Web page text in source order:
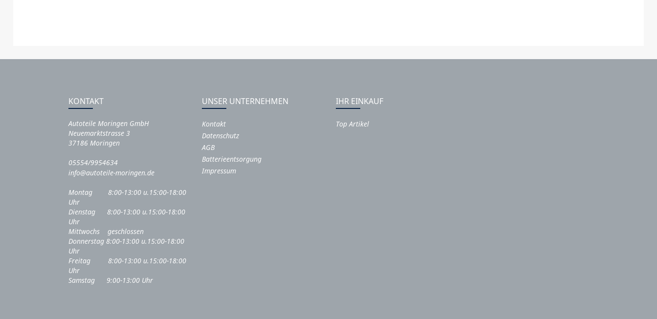
KONTAKT
Autoteile Moringen GmbH
Neuemarktstrasse 3
37186 Moringen
05554/9954634
info@autoteile-moringen.de
Montag 8:00-13:00 u.15:00-18:00
Uhr
Dienstag 8:00-13:00 u.15:00-18:00
Uhr
Mittwochs geschlossen
Donnerstag 8:00-13:00 u.15:00-18:00
Uhr
Freitag 8:00-13:00 u.15:00-18:00
Uhr
Samstag 9:00-13:00 Uhr
UNSER UNTERNEHMEN
Kontakt
Datenschutz
AGB
Batterieentsorgung
Impressum
IHR EINKAUF
Top Artikel